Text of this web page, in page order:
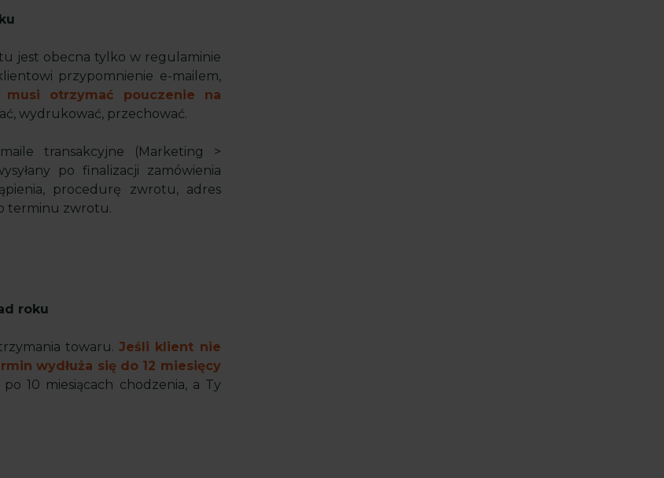
jest obecna tylko w regulaminie
przypomnienie e-mailem,
musi otrzymać pouczenie na
wydrukować, przechować.
transakcyjne (Marketing >
po finalizacji zamówienia
procedurę zwrotu, adres
terminu zwrotu.
roku
towaru.Jeśli klient nie
wydłuża się do 12 miesięcy
10 miesiącach chodzenia, a Ty